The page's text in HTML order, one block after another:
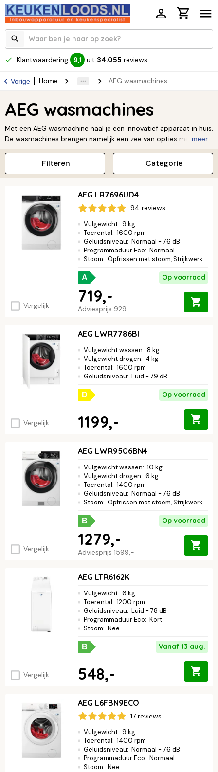
Klantwaardering 9,1 uit 34.055 reviews
Vorige Home AEG wasmachines
AEG wasmachines
Met een AEG wasmachine haal je een innovatief apparaat in huis.
De wasmachines brengen namelijk een zee van opties met zich
wasprogramma. Dankzij de moderne LED-display ziet een AEG
wasmachine er modern en fraai uit én is hij erg simpel om te
gebruiken.Lees verder ↓
meer...
Categorie
Filteren
Vergelijk
AEG LR7696UD4
94 reviews
Vulgewicht: 9 kg
Toerental: 1600 rpm
Geluidsniveau: Normaal - 76 dB
Programmaduur Eco: Normaal
Stoom: Opfrissen met stoom, Strijkwerk verminderen
A Op voorraad
Adviesprijs 929,-
719,-
Vergelijk
AEG LWR7786BI
Vulgewicht wassen: 8 kg
Vulgewicht drogen: 4 kg
Toerental: 1600 rpm
Geluidsniveau: Luid - 79 dB
D Op voorraad
1199,-
Vergelijk
AEG LWR9506BN4
Vulgewicht wassen: 10 kg
Vulgewicht drogen: 6 kg
Toerental: 1400 rpm
Geluidsniveau: Normaal - 76 dB
Stoom: Opfrissen met stoom, Strijkwerk verminderen
B Op voorraad
Adviesprijs 1599,-
1279,-
Vergelijk
AEG LTR6162K
Vulgewicht: 6 kg
Toerental: 1200 rpm
Geluidsniveau: Luid - 78 dB
Programmaduur Eco: Kort
Stoom: Nee
B Vanaf 13 aug.
548,-
AEG L6FBN9ECO
17 reviews
Vulgewicht: 9 kg
Toerental: 1400 rpm
Geluidsniveau: Normaal - 76 dB
Programmaduur Eco: Normaal
Stoom: Nee